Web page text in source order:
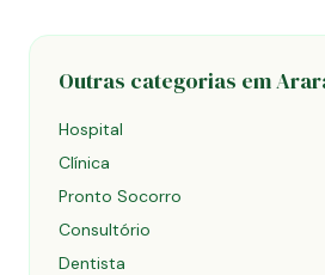
Outras categorias em
Hospital
Clínica
Pronto Socorro
Consultório
Dentista